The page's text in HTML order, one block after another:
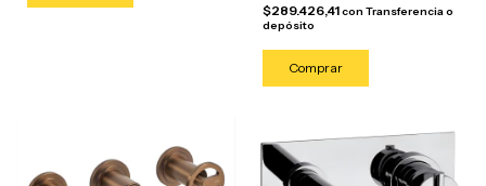
$289.426,41con Transferencia o
depósito